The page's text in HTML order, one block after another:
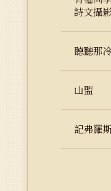
詩文攝
聽聽那
山盟
記弗羅